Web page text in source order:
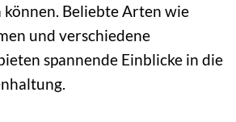
Beliebte Arten wie
und verschiedene
spannende Einblicke in die